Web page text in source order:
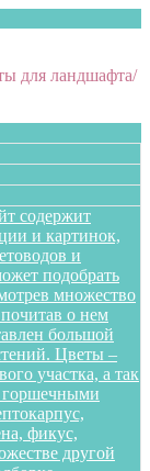
для ландшафта/
содержит
и картинок,
и
подобрать
множество
о нем
большой
Цветы –
участка, а так
фикус,
другой